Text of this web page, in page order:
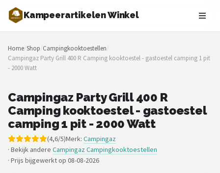
Kampeerartikelen Winkel
Zoeken
NAVIGATIE
Shop
Merken
Blog
Tenten
Slaapzakken
Home/Shop/Campingkooktoestellen/
Campingaz Party Grill 400 R Camping kooktoestel - gastoestel camping 1 pit
- 2000 Watt
Campingaz Party Grill 400 R
Camping kooktoestel - gastoestel
camping 1 pit - 2000 Watt
(4,6/5)Merk: Campingaz
· Bekijk andere Campingaz Campingkooktoestellen
· Prijs bijgewerkt op 08-08-2026